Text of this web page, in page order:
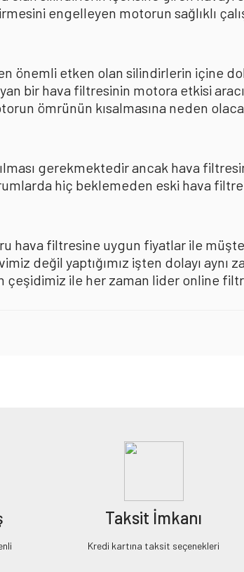
engelleyen motorun sağlıklı
önemli etken olan silindirlerin içine
bir hava filtresinin motora etkisi
ömrünün kısalmasına neden
gerekmektedir ancak hava
hiç beklemeden eski hava
hava filtresine uygun fiyatlar ile
değil yaptığımız işten dolayı aynı
ile her zaman lider online filtre
Taksit İmkanı
Kredi kartına taksit seçenekleri